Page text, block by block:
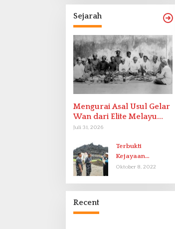
Sejarah
Mengurai Asal Usul Gelar
Wan dari Elite Melayu
Hingga Populer di
Juli 31, 2026
Terbukti
Kejayaan
Indonesia pada
Oktober 8, 2022
Recent